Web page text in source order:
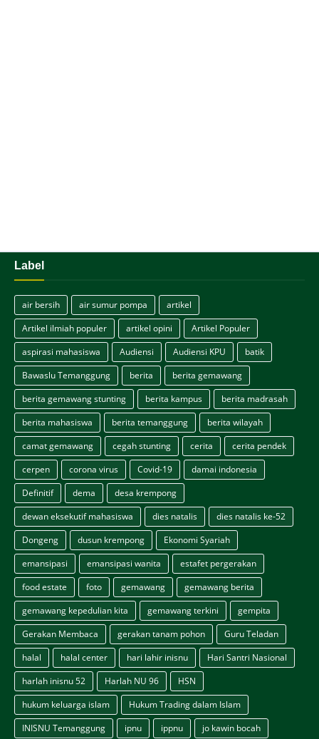
Label
air bersih air sumur pompa
artikel
Artikel ilmiah populer
artikel opini
Artikel Populer
aspirasi mahasiswa
Audiensi Audiensi KPU
batik
Bawaslu Temanggung
berita
berita gemawang
berita gemawang stunting
berita kampus
berita madrasah
berita mahasiswa
berita temanggung
berita wilayah
camat gemawang
cegah stunting cerita
cerita pendek
cerpen
corona virus Covid-19
damai indonesia
Definitif
dema
desa krempong
dewan eksekutif mahasiswa
dies natalis
dies natalis ke-52
Dongeng
dusun krempong
Ekonomi Syariah
emansipasi
emansipasi wanita
estafet pergerakan
food estate
foto gemawang
gemawang berita
gemawang kepedulian kita
gemawang terkini
gempita
Gerakan Membaca
gerakan tanam pohon
Guru Teladan
halal
halal center hari lahir inisnu
Hari Santri Nasional
harlah inisnu 52
Harlah NU 96
HSN
hukum keluarga islam
Hukum Trading dalam Islam
INISNU Temanggung
ipnu ippnu
jo kawin bocah